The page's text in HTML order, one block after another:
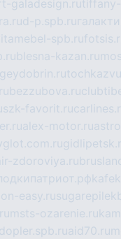
galadesign.ru
d-p.spb.ru
spb.ru
blesna-kazan.ru
bezzubova.ru
szk-favorit.ru
alex-motor.ru
zdoroviya.ru
easy.ru
msts-ozarenie.ru
dopler.spb.ruaid70.ru